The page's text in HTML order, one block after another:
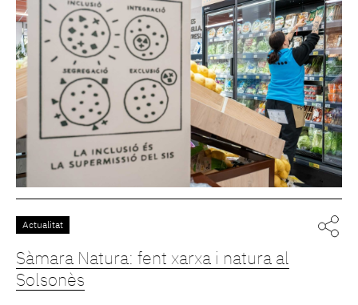
Actualitat
Sàmara Natura: fent xarxa i natura al
Solsonès